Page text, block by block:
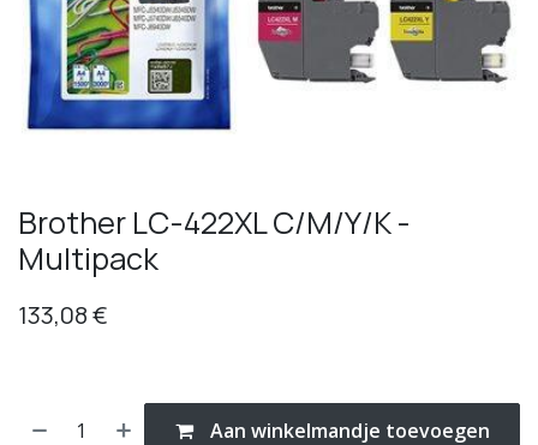
Brother LC-422XL C/M/Y/K -
Multipack
133,08€
Aan winkelmandje toevoegen